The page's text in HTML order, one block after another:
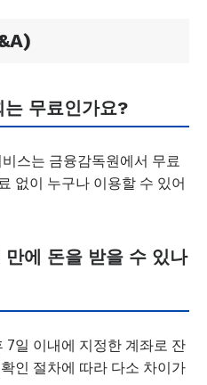
는 무료인가요?
스는 금융감독원에서 무료
없이 누구나 이용할 수 있어
에 돈을 받을 수 있나
7일 이내에 지정한 계좌로 잔
인 절차에 따라 다소 차이가